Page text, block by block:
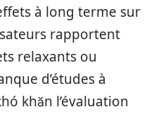
à long terme sur
rapportent
relaxants ou
d’études à
khăn l’évaluation